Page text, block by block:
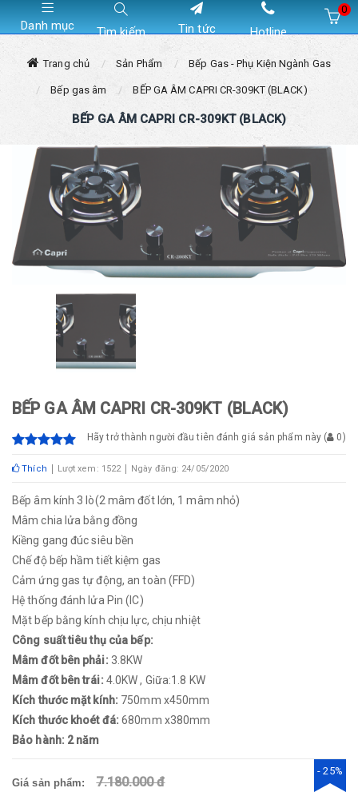
Danh mục Tìm kiếm Tin tức Hotline
0
Trang chủ Sản Phẩm Bếp Gas - Phụ Kiện Ngành Gas
Bếp gas âm BẾP GA ÂM CAPRI CR-309KT (BLACK)
BẾP GA ÂM CAPRI CR-309KT (BLACK)
BẾP GA ÂM CAPRI CR-309KT (BLACK)
Hãy trở thành người đầu tiên đánh giá sản phẩm này ( 0)
Thích Lượt xem: 1522 Ngày đăng: 24/05/2020
Bếp âm kính 3 lò(2 mâm đốt lớn, 1 mâm nhỏ)
Mâm chia lửa bằng đồng
Kiềng gang đúc siêu bền
Chế độ bếp hầm tiết kiệm gas
Cảm ứng gas tự động, an toàn (FFD)
Hệ thống đánh lửa Pin (IC)
Mặt bếp bằng kính chịu lực, chịu nhiệt
Công suất tiêu thụ của bếp:
Mâm đốt bên phải: 3.8KW
Mâm đốt bên trái: 4.0KW , Giữa:1.8 KW
Kích thước mặt kính: 750mm x450mm
Kích thước khoét đá:680mm x380mm
Bảo hành: 2 năm
Giá sản phẩm: 7.180.000 đ
- 25%